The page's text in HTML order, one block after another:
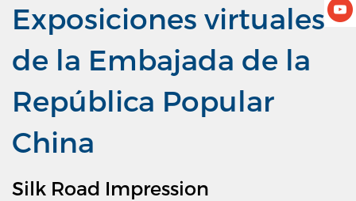
Exposiciones virtuales
de la Embajada de la
República Popular
China
Silk Road Impression